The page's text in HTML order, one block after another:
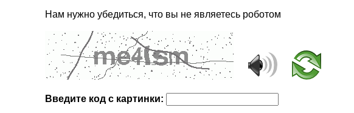
Нам нужно убедиться, что вы не являетесь роботом
Введите код с картинки: